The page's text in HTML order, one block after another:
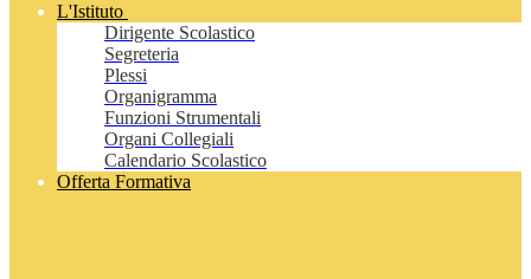
L'Istituto
Dirigente Scolastico
Segreteria
Plessi
Organigramma
Funzioni Strumentali
Organi Collegiali
Calendario Scolastico
Offerta Formativa